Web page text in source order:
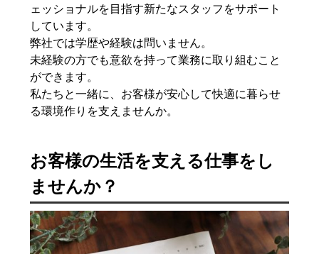
ェッショナルを目指す新たなスタッフをサポート
しています。
弊社では学歴や経験は問いません。
未経験の方でも意欲を持って業務に取り組むこと
ができます。
私たちと一緒に、お客様が安心して快適に暮らせ
る環境作りを支えませんか。
お客様の生活を支える仕事をし
ませんか？